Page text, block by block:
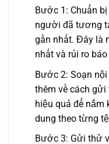
Bước 1: Chuẩn
người đã tương
gần nhất. Đây là
nhất và rủi ro
Bước 2: Soạn
thêm về cách gửi
hiệu quả để nắm
dung theo từng
Bước 3: Gửi thử